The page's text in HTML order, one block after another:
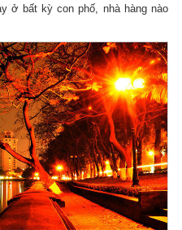
ở bất kỳ con phố, nhà hàng nào